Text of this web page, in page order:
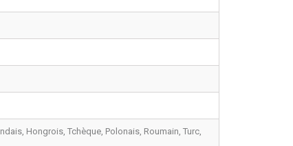
Hongrois, Tchèque, Polonais, Roumain, Turc,